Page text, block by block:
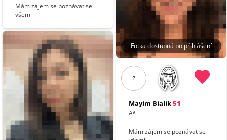
Mám zájem se poznávat se
všemi
Fotka dostupná po přihlášení
?
Mayim Bialik51
Aš
Mám zájem se poznávat se